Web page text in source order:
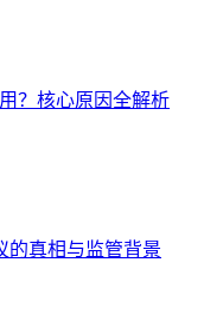
？核心原因全解析
的真相与监管背景